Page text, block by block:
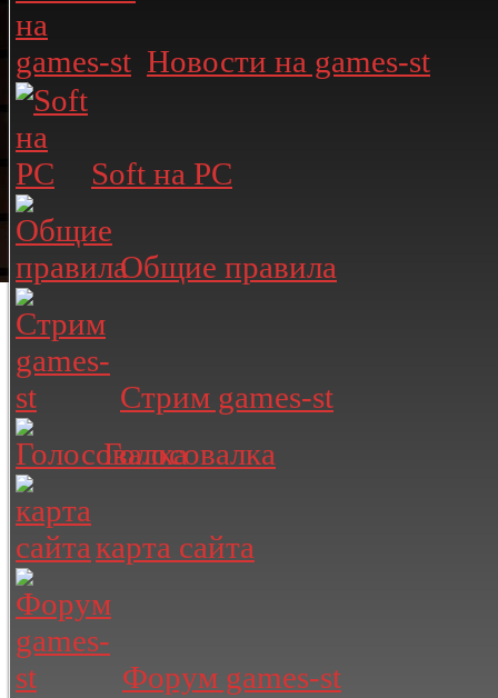
Новости на games-st
Soft на PC
Общие правила
Стрим games-st
Голосовалка
карта сайта
Форум games-st